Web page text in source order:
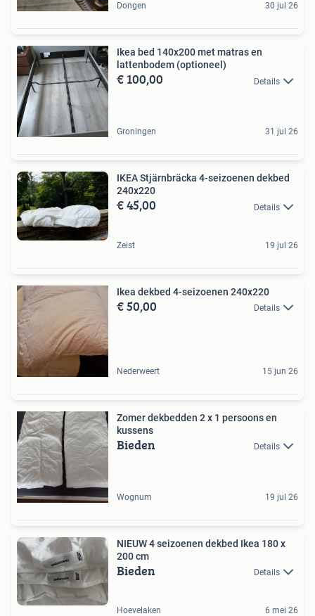
Dongen 30 jul 26
Ikea bed 140x200 met matras en
lattenbodem (optioneel)
€ 100,00 Details
Groningen 31 jul 26
IKEA Stjärnbräcka 4-seizoenen dekbed
240x220
€ 45,00 Details
Zeist 19 jul 26
Ikea dekbed 4-seizoenen 240x220
€ 50,00 Details
Nederweert 15 jun 26
Zomer dekbedden 2 x 1 persoons en
kussens
Bieden Details
Wognum 19 jul 26
NIEUW 4 seizoenen dekbed Ikea 180 x
200 cm
Bieden Details
Hoevelaken 6 mei 26